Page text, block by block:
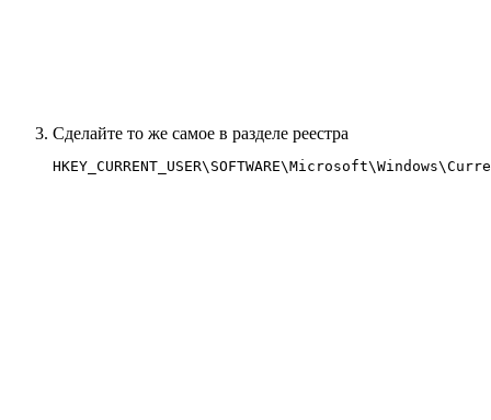
Сделайте то же самое в разделе реестра